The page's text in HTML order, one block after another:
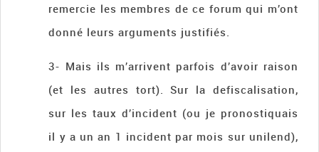
remercie les membres de ce forum qui m’ont
donné leurs arguments justifiés.
3- Mais ils m’arrivent parfois d’avoir raison
(et les autres tort). Sur la defiscalisation,
sur les taux d’incident (ou je pronostiquais
il y a un an 1 incident par mois sur unilend),